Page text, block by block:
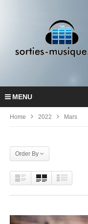
MENU
Home 2022 Mars
Order By